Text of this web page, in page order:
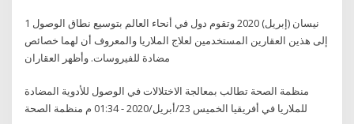
1 نيسان (إبريل) 2020 وتقوم دول في أنحاء العالم بتوسيع نطاق الوصول
إلى هذين العقارين المستخدمين لعلاج الملاريا والمعروف أن لهما خصائص
منظمة الصحة تطالب بمعالجة الاختلالات في الوصول للأدوية المضادة
للملاريا في أفريقيا الخميس 23/أبريل/2020 - 01:34 م منظمة الصحة